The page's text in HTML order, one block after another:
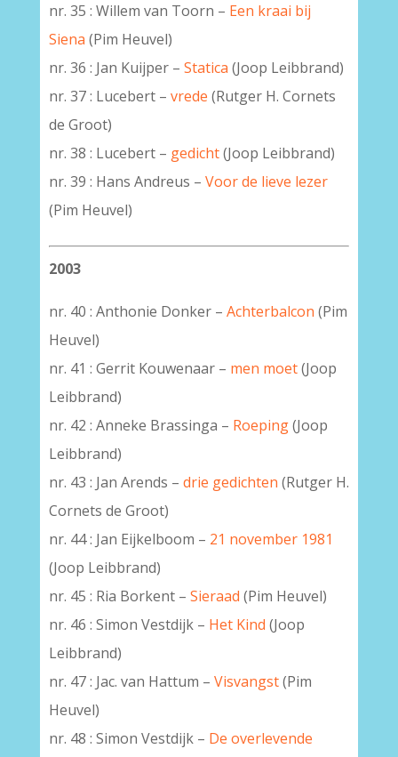
nr. 35 : Willem van Toorn – Een kraai bij
Siena (Pim Heuvel)
nr. 36 : Jan Kuijper – Statica (Joop Leibbrand)
nr. 37 : Lucebert – vrede (Rutger H. Cornets
de Groot)
nr. 38 : Lucebert – gedicht(Joop Leibbrand)
nr. 39 : Hans Andreus – Voor de lieve lezer
(Pim Heuvel)
2003
nr. 40 : Anthonie Donker – Achterbalcon (Pim
Heuvel)
nr. 41 : Gerrit Kouwenaar – men moet(Joop
Leibbrand)
nr. 42 : Anneke Brassinga – Roeping(Joop
Leibbrand)
nr. 43 : Jan Arends – drie gedichten (Rutger H.
Cornets de Groot)
nr. 44 : Jan Eijkelboom – 21 november 1981
(Joop Leibbrand)
nr. 45 : Ria Borkent – Sieraad (Pim Heuvel)
nr. 46 : Simon Vestdijk – Het Kind (Joop
Leibbrand)
nr. 47 : Jac. van Hattum – Visvangst(Pim
Heuvel)
nr. 48 : Simon Vestdijk – De overlevende